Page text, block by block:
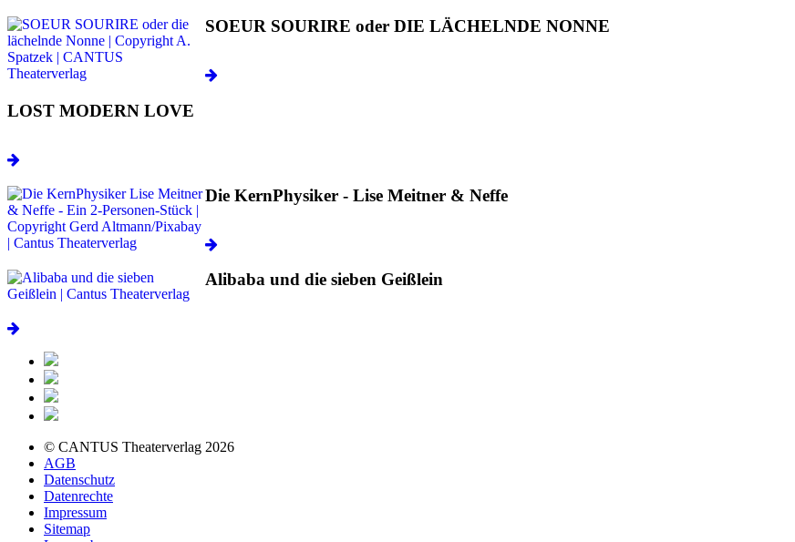
SOEUR SOURIRE oder DIE LÄCHELNDE NONNE
LOST MODERN LOVE
Die KernPhysiker - Lise Meitner & Neffe
Alibaba und die sieben Geißlein
© CANTUS Theaterverlag 2026
AGB
Datenschutz
Datenrechte
Impressum
Sitemap